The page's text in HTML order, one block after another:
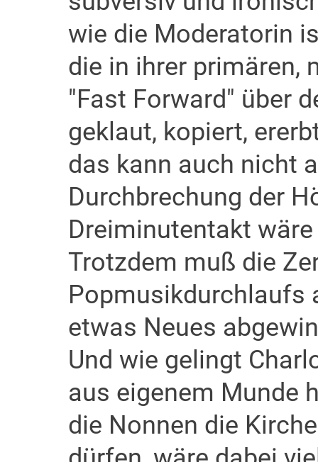
wie die Moderatorin
die in ihrer primären,
"Fast Forward" über
geklaut, kopiert,
das kann auch nicht
Durchbrechung der
Dreiminutentakt
Trotzdem muß die
Popmusikdurchlaufs
etwas Neues
Und wie gelingt
aus eigenem Munde
die Nonnen die